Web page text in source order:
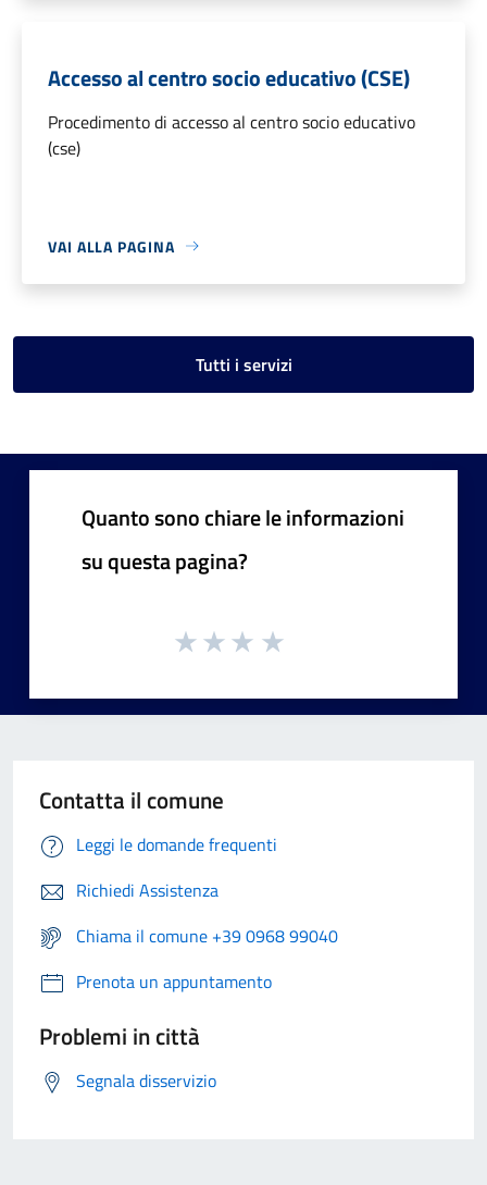
Accesso al centro socio educativo (CSE)
Procedimento di accesso al centro socio educativo
(cse)
VAI ALLA PAGINA
Tutti i servizi
Quanto sono chiare le informazioni
su questa pagina?
Contatta il comune
Leggi le domande frequenti
Richiedi Assistenza
Chiama il comune +39 0968 99040
Prenota un appuntamento
Problemi in città
Segnala disservizio